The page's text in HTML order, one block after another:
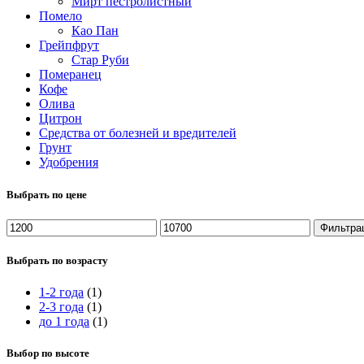
Помело
Као Пан
Грейпфрут
Стар Руби
Померанец
Кофе
Олива
Цитрон
Средства от болезней и вредителей
Грунт
Удобрения
Выбрать по цене
Минимальная
цена
Максимальная
цена
Выбрать по возрасту
1-2 года (1)
2-3 года (1)
до 1 года (1)
Выбор по высоте